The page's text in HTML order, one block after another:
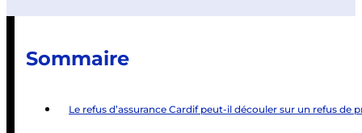
Sommaire
Le refus d’assurance Cardif peut-il découler sur un refus de